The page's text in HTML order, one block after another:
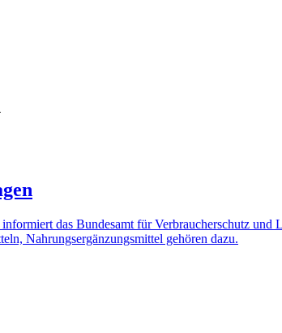
das Bundesamt für Verbraucherschutz
Nahrungsergänzungsmittel gehören dazu.